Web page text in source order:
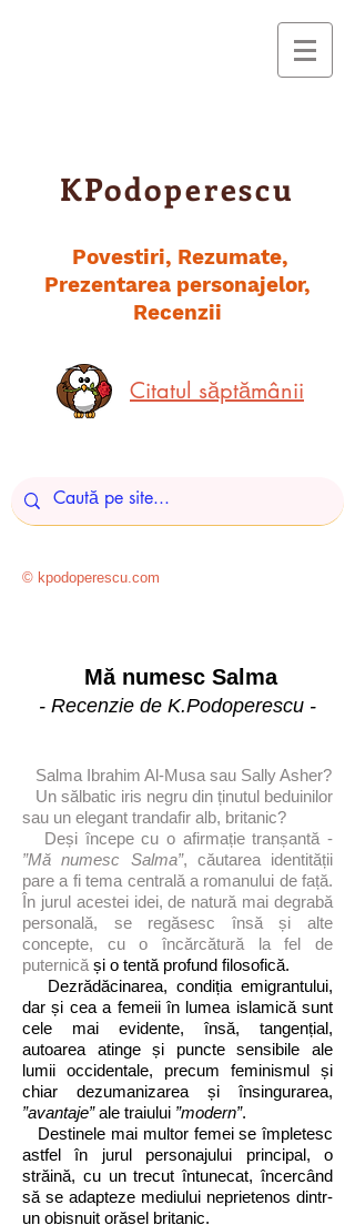
KPodoperescu
Povestiri, Rezumate,
Prezentarea personajelor,
Recenzii
Citatul săptămânii
© kpodoperescu.com
Mă numesc Salma
- Recenzie de K.Podoperescu -
Salma Ibrahim Al-Musa sau Sally Asher?
Un sălbatic iris negru din ținutul beduinilor
sau un elegant trandafir alb, britanic?
Deși începe cu o afirmație tranșantă -
”Mă numesc Salma”, căutarea identității
pare a fi tema centrală a romanului de față.
În jurul acestei idei, de natură mai degrabă
personală, se regăsesc însă și alte
concepte, cu o încărcătură la fel de
puternică și o tentă profund filosofică.
Dezrădăcinarea, condiția emigrantului,
dar și cea a femeii în lumea islamică sunt
cele mai evidente, însă, tangențial,
autoarea atinge și puncte sensibile ale
lumii occidentale, precum feminismul și
chiar dezumanizarea și însingurarea,
”avantaje”ale traiului ”modern”.
Destinele mai multor femei se împletesc
astfel în jurul personajului principal, o
străină, cu un trecut întunecat, încercând
să se adapteze mediului neprietenos dintr-
un obișnuit orășel britanic.